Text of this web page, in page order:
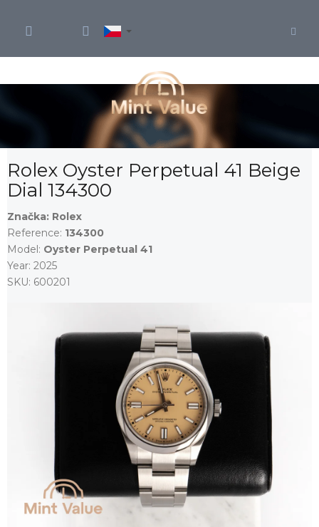
obsah
Rolex Oyster Perpetual 41 Beige
Dial 134300
Značka: Rolex
Reference: 134300
Model: Oyster Perpetual 41
Year: 2025
SKU: 600201